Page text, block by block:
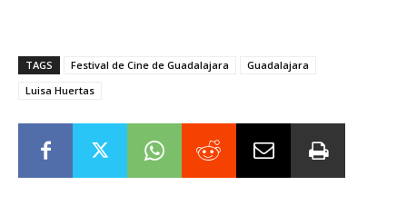
TAGS Festival de Cine de Guadalajara
Guadalajara
Luisa Huertas